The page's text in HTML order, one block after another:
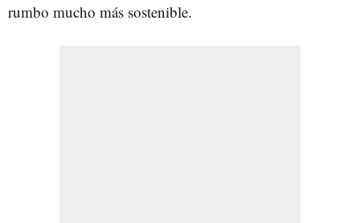
rumbo mucho más sostenible.